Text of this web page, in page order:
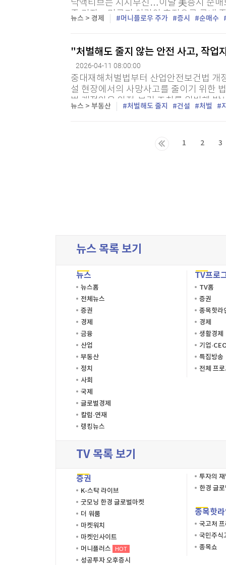
닥액티브는 지지부진…이달 美증시 순
종 기자 = 미국과 이란의 휴전으로 국내
드(ETF) 순자산이 400조원 향해 다시
뉴스 > 경제 머니플로우 주가 증시 순매수
"처벌해도 줄지 않는 안전 사고, 작업
2026-04-11 08:00:00
중대재해처벌법부터 산업안전보건법 개
설 현장에서의 사망사고를 줄이기 위한
법 개정안은 안전·보건 조치를 위반해
망한 경우 해당 기업에 영업이익 5% 이
뉴스 > 부동산 처벌해도 줄지 건설 처벌
1 2 3
뉴스 목록 보기
뉴스
뉴스홈
전체뉴스
증권
경제
금융
산업
부동산
정치
사회
국제
글로벌경제
칼럼·연재
랭킹뉴스
TV프로
TV홈
증권
종목핫라
경제
생활경제
기업
특집방송
전체 프
TV 목록 보기
증권
K-스탁 라이브
굿모닝 한경 글로벌마켓
더 워룸
마켓워치
마켓인사이트
머니플러스
HOT
성공투자 오후증시
투자의
한경 글
종목핫
국고처
국민주식
종목쇼